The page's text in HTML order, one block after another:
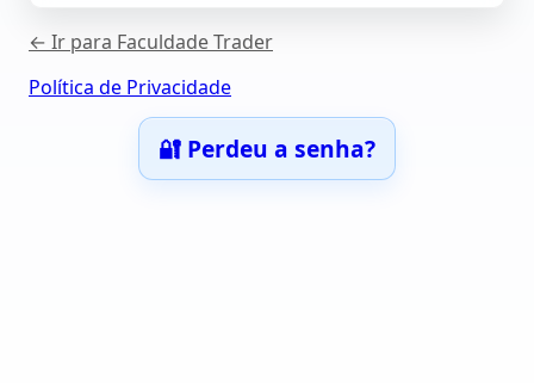
← Ir para Faculdade Trader
Política de Privacidade
🔐 Perdeu a senha?